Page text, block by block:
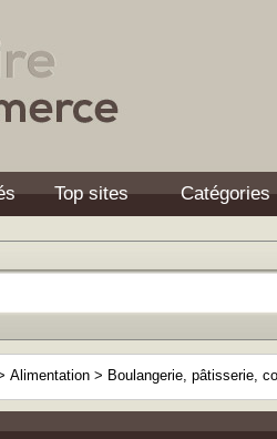
Top sites Catégories
Alimentation > Boulangerie, pâtisserie,